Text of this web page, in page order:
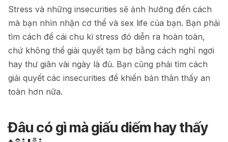
Stress và những insecurities sẽ ảnh hưởng đến cách
mà bạn nhìn nhận cơ thể và sex life của bạn. Bạn phải
tìm cách để cái chu kì stress đó diễn ra hoàn toàn,
chứ không thể giải quyết tạm bợ bằng cách nghỉ ngơi
hay thư giãn vài ngày là đủ. Bạn cũng phải tìm cách
giải quyết các insecurities để khiến bản thân thấy an
toàn hơn nữa.
Đâu có gì mà giấu diếm hay thấy